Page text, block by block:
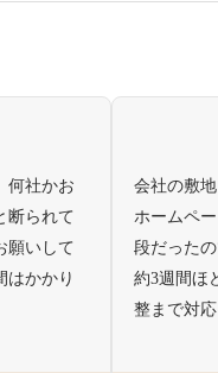
何社かお
断られて
願いして
はかかり
会社の敷
ホームペ
段だった
約3週間ほ
整まで対